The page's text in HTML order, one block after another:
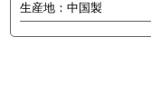
生産地：中国製